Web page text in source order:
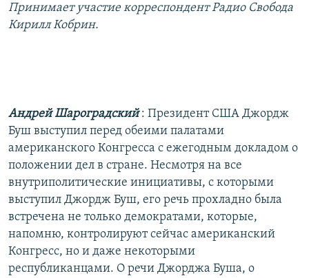
поиску
СЕВЕР.РЕАЛИИ
СОЦИАЛЬНЫЕ СЕТИ
Все сайты РСЕ/РС
Принимает участие корреспондент Радио Свобода
Кирилл Кобрин.
Андрей Шароградский: Президент США Джордж
Буш выступил перед обеими палатами
американского Конгресса с ежегодным докладом о
положении дел в стране. Несмотря на все
внутриполитические инициативы, с которыми
выступил Джордж Буш, его речь прохладно была
встречена не только демократами, которые,
напомню, контролируют сейчас американский
Конгресс, но и даже некоторыми
республиканцами. О речи Джорджа Буша, о